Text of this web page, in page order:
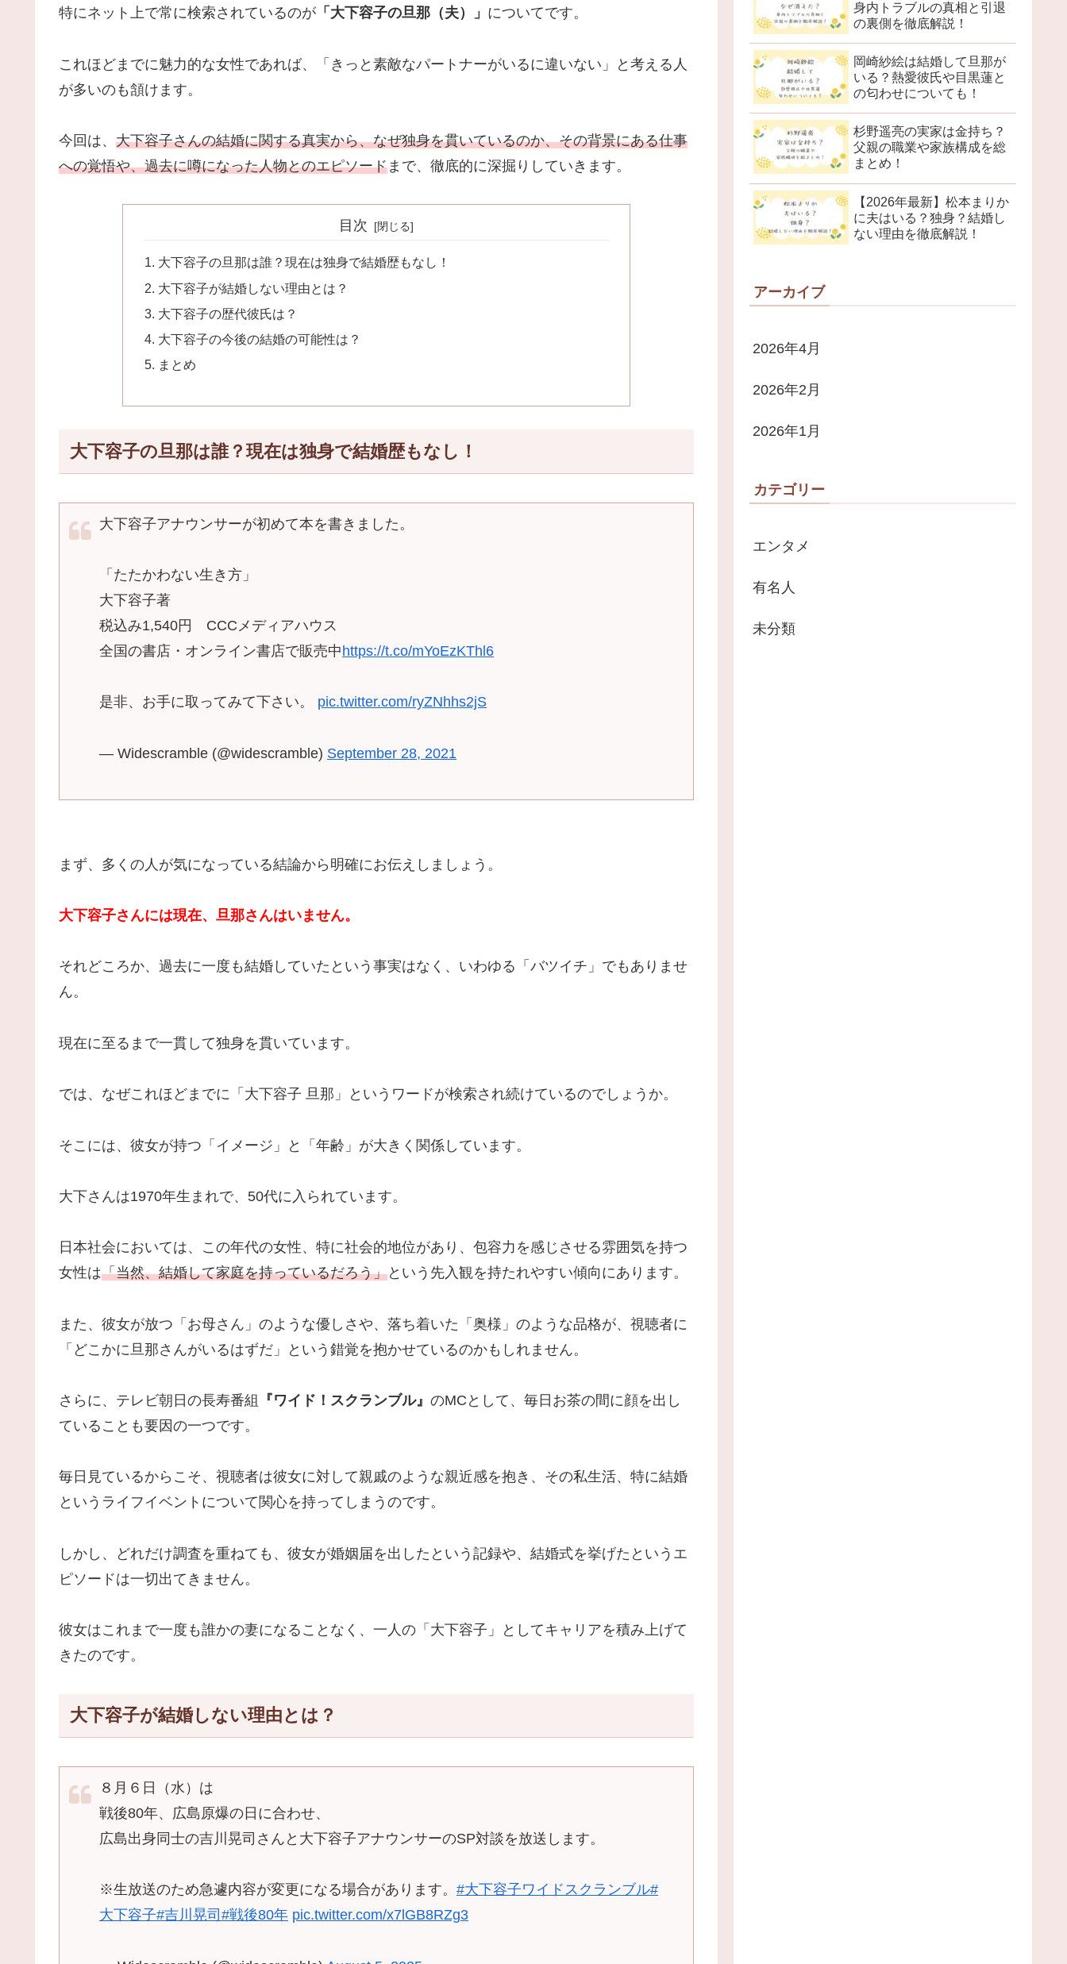
特にネット上で常に検索されているのが 「大下容子の旦那（夫）」 についてです。
これほどまでに魅力的な女性であれば、「きっと素敵なパートナーがいるに違いない」と考える人
が多いのも頷けます。
今回は、 大下容子さんの結婚に関する真実から、なぜ独身を貫いているのか、その背景にある仕事
への覚悟や、過去に噂になった人物とのエピソード まで、徹底的に深掘りしていきます。
目次
大下容子の旦那は誰？現在は独身で結婚歴もなし！
大下容子が結婚しない理由とは？
大下容子の歴代彼氏は？
大下容子の今後の結婚の可能性は？
まとめ
大下容子の旦那は誰？現在は独身で結婚歴もなし！
大下容子アナウンサーが初めて本を書きました。
「たたかわない生き方」
大下容子著
税込み1,540円 CCCメディアハウス
全国の書店・オンライン書店で販売中https://t.co/mYoEzKThl6
是非、お手に取ってみて下さい。 pic.twitter.com/ryZNhhs2jS
— Widescramble (@widescramble) September 28, 2021
まず、多くの人が気になっている結論から明確にお伝えしましょう。
大下容子さんには現在、旦那さんはいません。
それどころか、過去に一度も結婚していたという事実はなく、いわゆる「バツイチ」でもありませ
ん。
現在に至るまで一貫して独身を貫いています。
では、なぜこれほどまでに「大下容子 旦那」というワードが検索され続けているのでしょうか。
そこには、彼女が持つ「イメージ」と「年齢」が大きく関係しています。
大下さんは1970年生まれで、50代に入られています。
日本社会においては、この年代の女性、特に社会的地位があり、包容力を感じさせる雰囲気を持つ
女性は「当然、結婚して家庭を持っているだろう」という先入観を持たれやすい傾向にあります。
また、彼女が放つ「お母さん」のような優しさや、落ち着いた「奥様」のような品格が、視聴者に
「どこかに旦那さんがいるはずだ」という錯覚を抱かせているのかもしれません。
さらに、テレビ朝日の長寿番組 『ワイド！スクランブル』 のMCとして、毎日お茶の間に顔を出し
ていることも要因の一つです。
毎日見ているからこそ、視聴者は彼女に対して親戚のような親近感を抱き、その私生活、特に結婚
というライフイベントについて関心を持ってしまうのです。
しかし、どれだけ調査を重ねても、彼女が婚姻届を出したという記録や、結婚式を挙げたというエ
ピソードは一切出てきません。
彼女はこれまで一度も誰かの妻になることなく、一人の「大下容子」としてキャリアを積み上げて
きたのです。
大下容子が結婚しない理由とは？
８月６日（水）は
戦後80年、広島原爆の日に合わせ、
広島出身同士の吉川晃司さんと大下容子アナウンサーのSP対談を放送します。
※生放送のため急遽内容が変更になる場合があります。 #大下容子ワイドスクランブル#
大下容子#吉川晃司 #戦後80年 pic.twitter.com/x7lGB8RZg3
身内トラブルの真相と引退
の裏側を徹底解説！
岡崎紗絵は結婚して旦那が
いる？熱愛彼氏や目黒蓮と
の匂わせについても！
杉野遥亮の実家は金持ち？
父親の職業や家族構成を総
まとめ！
【2026年最新】松本まりか
に夫はいる？独身？結婚し
ない理由を徹底解説！
アーカイブ
2026年4月
2026年2月
2026年1月
カテゴリー
エンタメ
有名人
未分類